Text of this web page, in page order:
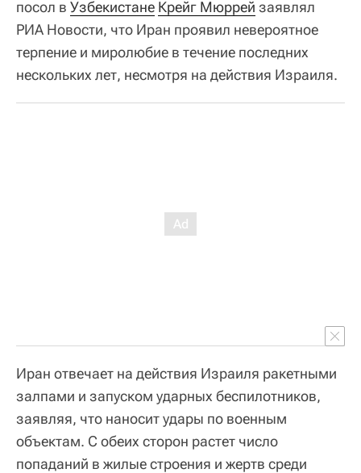
посол в Узбекистане Крейг Мюррей заявлял
РИА Новости, что Иран проявил невероятное
терпение и миролюбие в течение последних
нескольких лет, несмотря на действия Израиля.
Иран отвечает на действия Израиля ракетными
залпами и запуском ударных беспилотников,
заявляя, что наносит удары по военным
объектам. С обеих сторон растет число
попаданий в жилые строения и жертв среди